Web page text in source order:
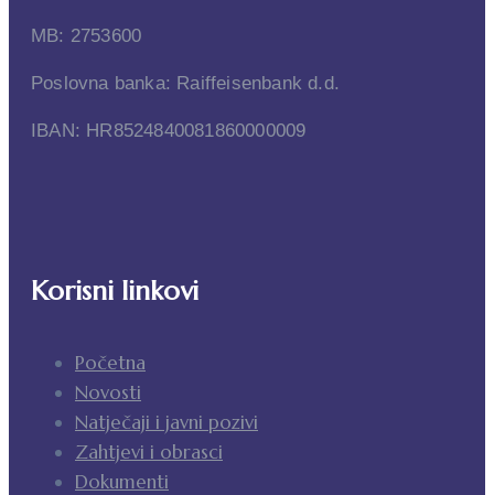
MB: 2753600
Poslovna banka: Raiffeisenbank d.d.
IBAN: HR8524840081860000009
Korisni linkovi
Početna
Novosti
Natječaji i javni pozivi
Zahtjevi i obrasci
Dokumenti